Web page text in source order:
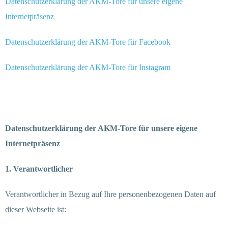
Internetpräsenz
Datenschutzerklärung der AKM-Tore für Facebook
Datenschutzerklärung der AKM-Tore für Instagram
Datenschutzerklärung der AKM-Tore für unsere eigene
Internetpräsenz
1. Verantwortlicher
Verantwortlicher in Bezug auf Ihre personenbezogenen Daten auf
dieser Webseite ist: